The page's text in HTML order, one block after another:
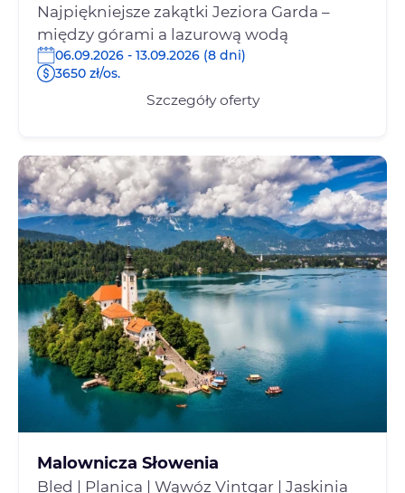
Najpiękniejsze zakątki Jeziora Garda –
między górami a lazurową wodą
06.09.2026 - 13.09.2026 (8 dni)
3650 zł/os.
Szczegóły oferty
Malownicza Słowenia
Bled | Planica | Wąwóz Vintgar | Jaskinia